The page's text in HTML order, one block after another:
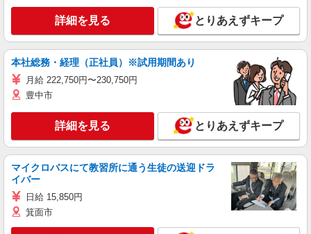
詳細を見る とりあえずキープ
本社総務・経理（正社員）※試用期間あり
月給 222,750円〜230,750円
豊中市
詳細を見る とりあえずキープ
マイクロバスにて教習所に通う生徒の送迎ドラ
イバー
日給 15,850円
箕面市